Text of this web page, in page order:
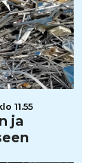
11.55
ja